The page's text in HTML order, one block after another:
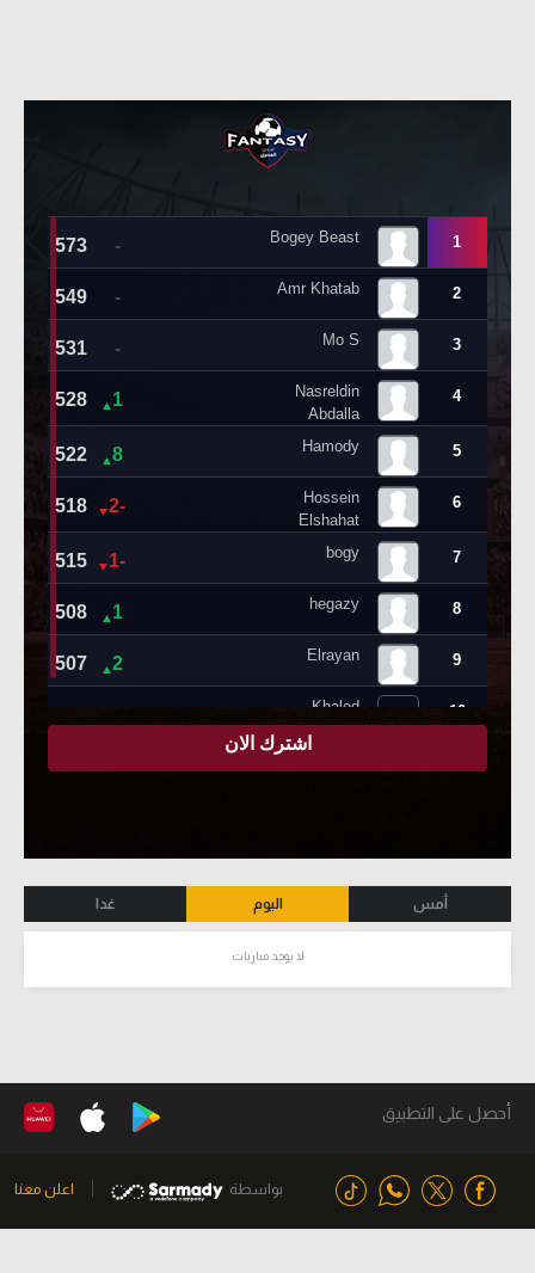
أمس اليوم غدا
لا يوجد مباريات
أحصل على التطبيق
بواسطة اعلن معنا